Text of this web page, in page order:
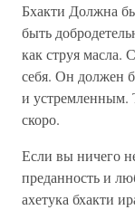
Бхакти Должна
быть
как струя масла.
себя. Он должен
и устремленным.
скоро.
Если вы ничего
преданность и
ахетука бхакти